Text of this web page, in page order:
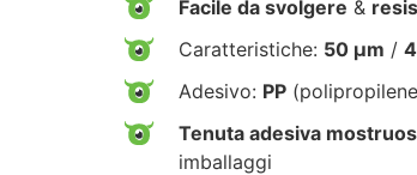
Facile da svolgere &
Caratteristiche: 50 µm /
Adesivo: PP
Tenuta adesiva
imballaggi